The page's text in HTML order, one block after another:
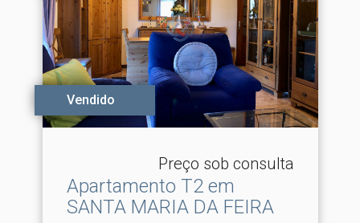
Vendido
Preço sob consulta
Apartamento T2 em
SANTA MARIA DA FEIRA